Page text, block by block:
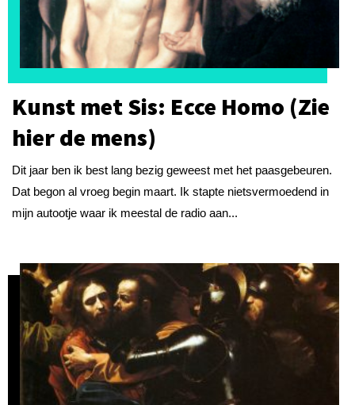
Kunst met Sis: Ecce Homo (Zie
hier de mens)
Dit jaar ben ik best lang bezig geweest met het paasgebeuren.
Dat begon al vroeg begin maart. Ik stapte nietsvermoedend in
mijn autootje waar ik meestal de radio aan...